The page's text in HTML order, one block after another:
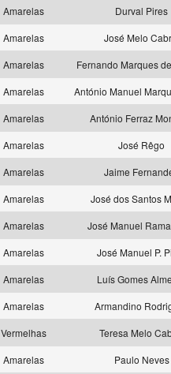
Amarelas
Durval Pires
Amarelas
José Melo
Amarelas
Fernando Marques
Amarelas
António Manuel
Amarelas
António Ferraz
Amarelas
José Rêgo
Amarelas
Jaime
Amarelas
José dos Santos
Amarelas
José Manuel
Amarelas
José Manuel P.
Amarelas
Luís Gomes
Amarelas
Armandino
Vermelhas
Teresa Melo
Amarelas
Paulo Neves